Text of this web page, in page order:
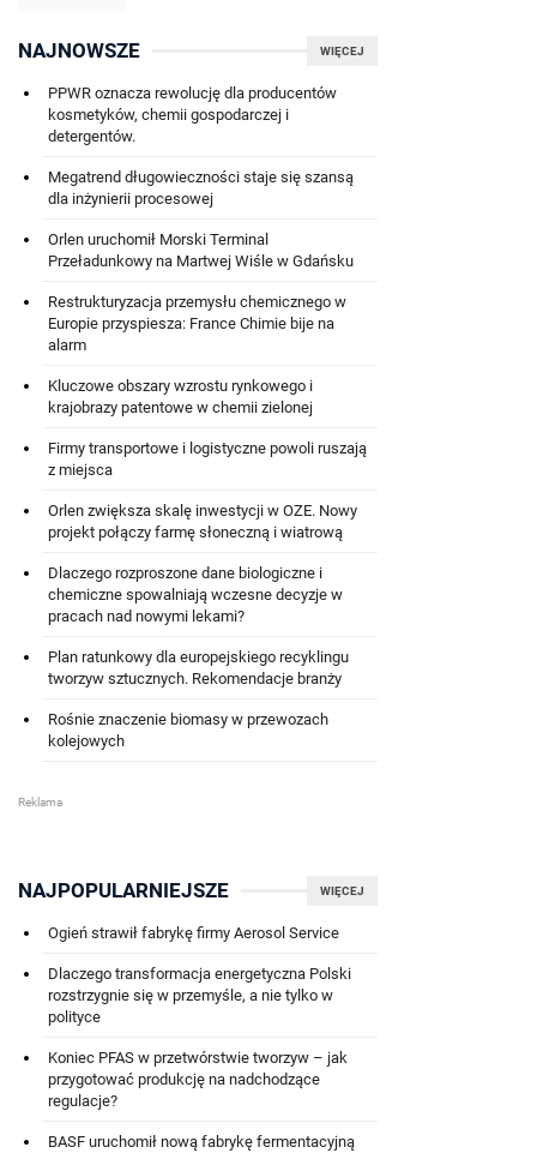
WIĘCEJ
NAJNOWSZE
PPWR oznacza rewolucję dla producentów
kosmetyków, chemii gospodarczej i
detergentów.
Megatrend długowieczności staje się szansą
dla inżynierii procesowej
Orlen uruchomił Morski Terminal
Przeładunkowy na Martwej Wiśle w Gdańsku
Restrukturyzacja przemysłu chemicznego w
Europie przyspiesza: France Chimie bije na
alarm
Kluczowe obszary wzrostu rynkowego i
krajobrazy patentowe w chemii zielonej
Firmy transportowe i logistyczne powoli ruszają
z miejsca
Orlen zwiększa skalę inwestycji w OZE. Nowy
projekt połączy farmę słoneczną i wiatrową
Dlaczego rozproszone dane biologiczne i
chemiczne spowalniają wczesne decyzje w
pracach nad nowymi lekami?
Plan ratunkowy dla europejskiego recyklingu
tworzyw sztucznych. Rekomendacje branży
Rośnie znaczenie biomasy w przewozach
kolejowych
WIĘCEJ
NAJPOPULARNIEJSZE
Ogień strawił fabrykę firmy Aerosol Service
Dlaczego transformacja energetyczna Polski
rozstrzygnie się w przemyśle, a nie tylko w
polityce
Koniec PFAS w przetwórstwie tworzyw – jak
przygotować produkcję na nadchodzące
regulacje?
BASF uruchomił nową fabrykę fermentacyjną